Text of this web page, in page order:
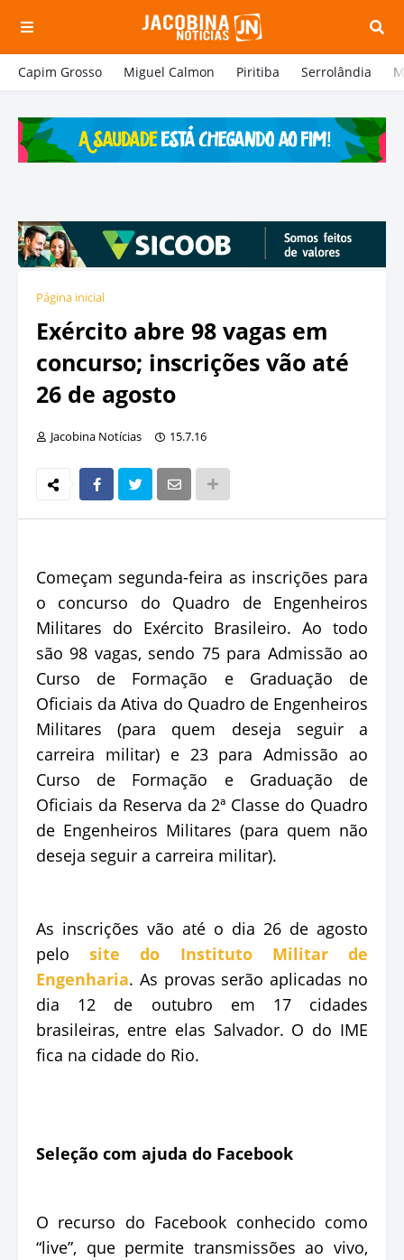
Capim Grosso Miguel Calmon Piritiba Serrolândia
Página inicial
Exército abre 98 vagas em
concurso; inscrições vão até
26 de agosto
Jacobina Notícias 15.7.16
Começam segunda-feira as inscrições para
o concurso do Quadro de Engenheiros
Militares do Exército Brasileiro. Ao todo
são 98 vagas, sendo 75 para Admissão ao
Curso de Formação e Graduação de
Oficiais da Ativa do Quadro de Engenheiros
Militares (para quem deseja seguir a
carreira militar) e 23 para Admissão ao
Curso de Formação e Graduação de
Oficiais da Reserva da 2ª Classe do Quadro
de Engenheiros Militares (para quem não
deseja seguir a carreira militar).
As inscrições vão até o dia 26 de agosto
pelosite do Instituto Militar de
Engenharia. As provas serão aplicadas no
dia 12 de outubro em 17 cidades
brasileiras, entre elas Salvador. O do IME
fica na cidade do Rio.
Seleção com ajuda do Facebook
O recurso do Facebook conhecido como
“live”, que permite transmissões ao vivo,